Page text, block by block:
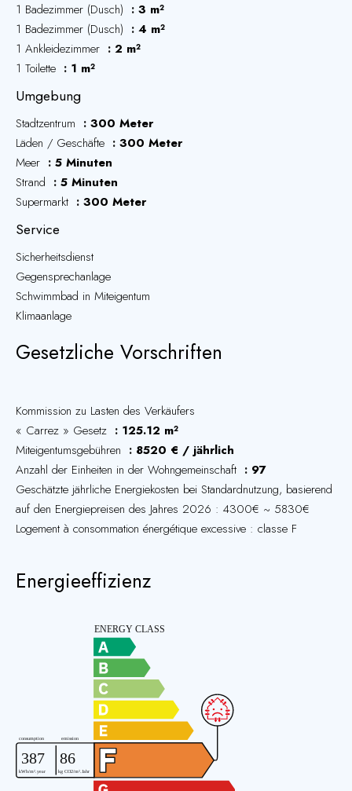
1 Badezimmer (Dusch)
3 m²
1 Badezimmer (Dusch)
4 m²
1 Ankleidezimmer
2 m²
1 Toilette
1 m²
Umgebung
Stadtzentrum
300 Meter
Läden / Geschäfte
300 Meter
Meer
5 Minuten
Strand
5 Minuten
Supermarkt
300 Meter
Service
Sicherheitsdienst
Gegensprechanlage
Schwimmbad in Miteigentum
Klimaanlage
Gesetzliche Vorschriften
Kommission zu Lasten des Verkäufers
« Carrez » Gesetz
125.12 m²
Miteigentumsgebühren
8520 € / jährlich
Anzahl der Einheiten in der Wohngemeinschaft
97
Geschätzte jährliche Energiekosten bei Standardnutzung, basierend
auf den Energiepreisen des Jahres 2026 : 4300€ ~ 5830€
Logement à consommation énergétique excessive : classe F
Energieeffizienz